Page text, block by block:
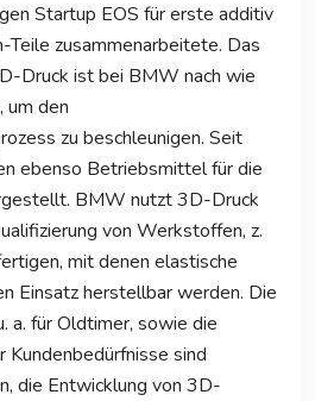
Startup EOS für erste additiv
zusammenarbeitete. Das
Druck ist bei BMW nach wie
um den
zu beschleunigen. Seit
ebenso Betriebsmittel für die
BMW nutzt 3D-Druck
von Werkstoffen, z.
mit denen elastische
Einsatz herstellbar werden. Die
a. für Oldtimer, sowie die
Kundenbedürfnisse sind
die Entwicklung von 3D-